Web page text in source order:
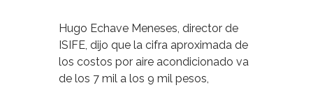
Hugo Echave Meneses, director de
ISIFE, dijo que la cifra aproximada de
los costos por aire acondicionado va
de los 7 mil a los 9 mil pesos,